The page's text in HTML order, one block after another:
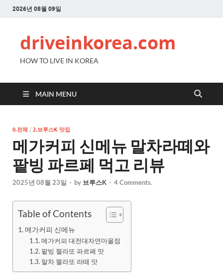
2026년 08월 09일
driveinkorea.com
HOW TO LIVE IN KOREA
MAIN MENU
0.전체 / 2.브루스K 맛집
메가커피 신메뉴 말차라떼와
팥빙 파르페 먹고 리뷰
2025년 08월 23일 - by 브루스K - 4 Comments.
Table of Contents
메가커피 신메뉴
메가커피 대전대자연마을점
팥빙 젤라또 파르페 맛
말차 젤라또 라떼 맛